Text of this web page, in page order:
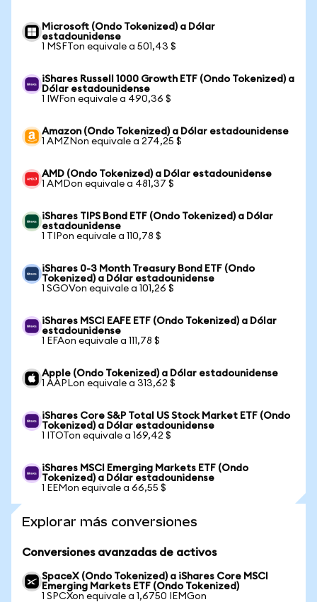
Microsoft (Ondo Tokenized) a Dólar
estadounidense
1 MSFTon equivale a 501,43 $
iShares Russell 1000 Growth ETF (Ondo Tokenized) a
Dólar estadounidense
1 IWFon equivale a 490,36 $
Amazon (Ondo Tokenized) a Dólar estadounidense
1 AMZNon equivale a 274,25 $
AMD (Ondo Tokenized) a Dólar estadounidense
1 AMDon equivale a 481,37 $
iShares TIPS Bond ETF (Ondo Tokenized) a Dólar
estadounidense
1 TIPon equivale a 110,78 $
iShares 0-3 Month Treasury Bond ETF (Ondo
Tokenized) a Dólar estadounidense
1 SGOVon equivale a 101,26 $
iShares MSCI EAFE ETF (Ondo Tokenized) a Dólar
estadounidense
1 EFAon equivale a 111,78 $
Apple (Ondo Tokenized) a Dólar estadounidense
1 AAPLon equivale a 313,62 $
iShares Core S&P Total US Stock Market ETF (Ondo
Tokenized) a Dólar estadounidense
1 ITOTon equivale a 169,42 $
iShares MSCI Emerging Markets ETF (Ondo
Tokenized) a Dólar estadounidense
1 EEMon equivale a 66,55 $
Explorar más conversiones
Conversiones avanzadas de activos
SpaceX (Ondo Tokenized) a iShares Core MSCI
Emerging Markets ETF (Ondo Tokenized)
1 SPCXon equivale a 1,6750 IEMGon